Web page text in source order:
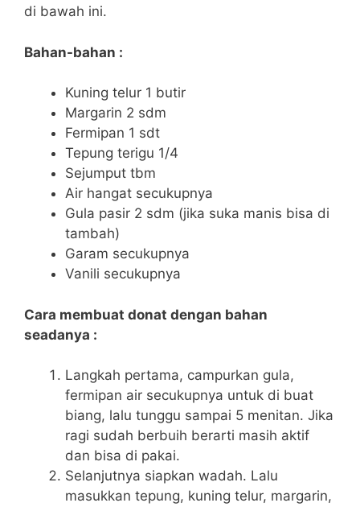
di bawah ini.
Bahan-bahan :
Kuning telur 1 butir
Margarin 2 sdm
Fermipan 1 sdt
Tepung terigu 1/4
Sejumput tbm
Air hangat secukupnya
Gula pasir 2 sdm (jika suka manis bisa di
tambah)
Garam secukupnya
Vanili secukupnya
Cara membuat donat dengan bahan
seadanya :
Langkah pertama, campurkan gula,
fermipan air secukupnya untuk di buat
biang, lalu tunggu sampai 5 menitan. Jika
ragi sudah berbuih berarti masih aktif
dan bisa di pakai.
Selanjutnya siapkan wadah. Lalu
masukkan tepung, kuning telur, margarin,